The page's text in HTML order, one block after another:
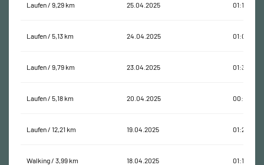
Laufen / 9,29 km 25.04.2025 01:11:26
Laufen / 5,13 km 24.04.2025 01:05:33
Laufen / 9,79 km 23.04.2025 01:33:54
Laufen / 5,18 km 20.04.2025 00:42:15
Laufen / 12,21 km 19.04.2025 01:25:52
Walking / 3,99 km 18.04.2025 01:13:50